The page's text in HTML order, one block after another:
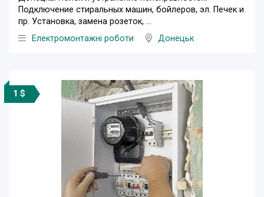
Подключение стиральных машин, бойлеров, эл. Печек и
пр. Установка, замена розеток, ...
Електромонтажні роботи
Донецьк
1 $